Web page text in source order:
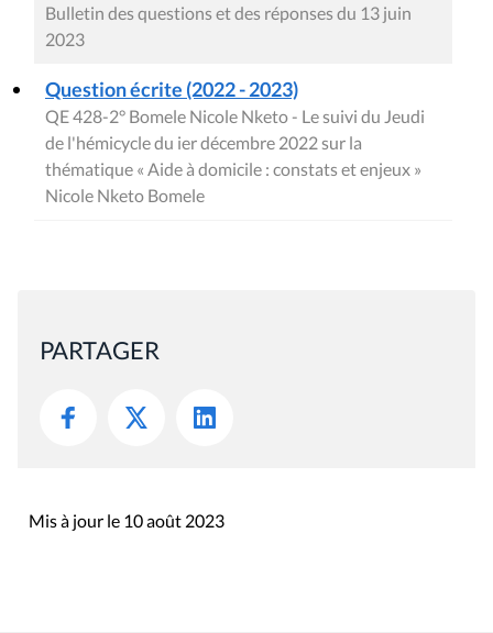
Bulletin des questions et des réponses du 13 juin
2023
Question écrite (2022 - 2023)
QE 428-2° Bomele Nicole Nketo - Le suivi du Jeudi
de l'hémicycle du ier décembre 2022 sur la
thématique « Aide à domicile : constats et enjeux »
Nicole Nketo Bomele
PARTAGER
Mis à jour le 10 août 2023